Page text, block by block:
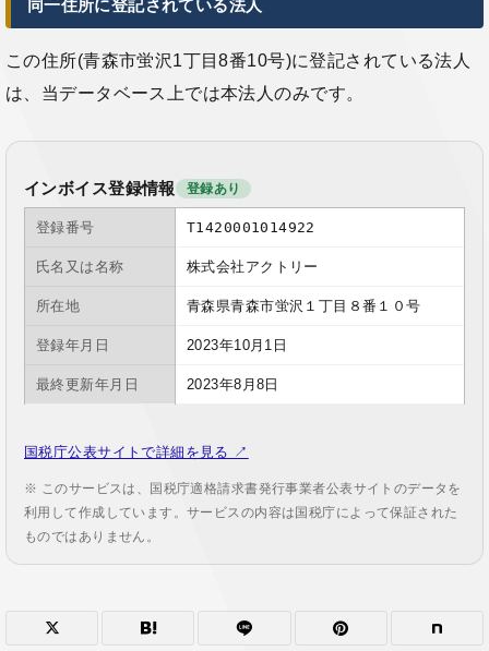
同一住所に登記されている法人
この住所(青森市蛍沢1丁目8番10号)に登記されている法人
は、当データベース上では本法人のみです。
インボイス登録情報 登録あり
登録番号 T1420001014922
氏名又は名称 株式会社アクトリー
所在地 青森県青森市蛍沢１丁目８番１０号
登録年月日 2023年10月1日
最終更新年月日 2023年8月8日
国税庁公表サイトで詳細を見る ↗
※ このサービスは、国税庁適格請求書発行事業者公表サイトのデータを
利用して作成しています。サービスの内容は国税庁によって保証された
ものではありません。